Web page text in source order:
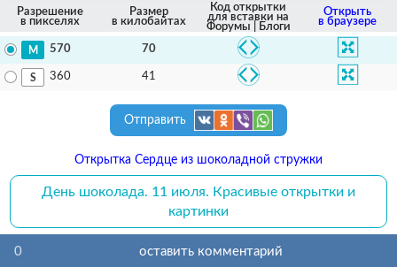
Разрешение
в пикселях
Размер
в килобайтах
Код открытки
для вставки на
Форумы | Блоги
Открыть
в браузере
570 70
360 41
Отправить
Открытка Сердце из шоколадной стружки
День шоколада. 11 июля. Красивые открытки и
картинки
0 оставить комментарий